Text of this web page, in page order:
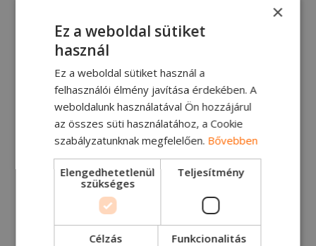
tehergépkocsik H298 sorozatának a
gyártása, valamint a 100%-ban Ford műszaki
Ecotorq motoré, amely 260 LE/320 LE/360
LE/380 LE kivitelben készül. A Cargo
termékválaszték folyamatosan bővül a H476
sorozattal, a 100%-ban saját fejlesztésű 9,0
literes Ecotorq motorral és az országúti
tehergépjármű sorozattal.
×
Ez a weboldal sütiket
használ
Ez a weboldal sütiket használ a
felhasználói élmény javítása érdekében. A
weboldalunk használatával Ön hozzájárul
az összes süti használatához, a Cookie
szabályzatunknak megfelelően. Bővebben
Elengedhetetlenül
szükséges
Teljesítmény
Célzás Funkcionalitás